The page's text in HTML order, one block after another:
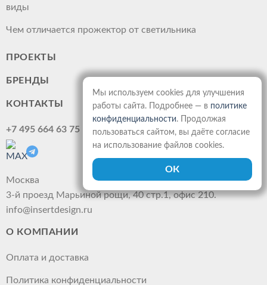
виды
Чем отличается прожектор от светильника
ПРОЕКТЫ
БРЕНДЫ
КОНТАКТЫ
+7 495 664 63 75
Москва
3-й проезд Марьиной рощи, 40 стр.1, офис 210.
info@insertdesign.ru
О КОМПАНИИ
Оплата и доставка
Политика конфиденциальности
Мы используем cookies для улучшения
работы сайта. Подробнее — в политике
конфиденциальности. Продолжая
пользоваться сайтом, вы даёте согласие
на использование файлов cookies.